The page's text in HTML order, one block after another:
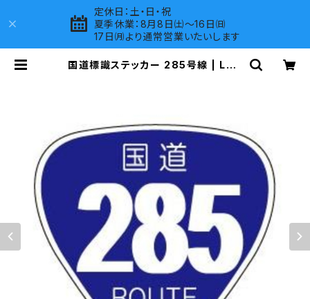
定休日：土・日・祝
夏季休業：8月8日㈯～16日㈰
17日㈪より通常営業いたいします
国道標識ステッカー 285号線 | LOV